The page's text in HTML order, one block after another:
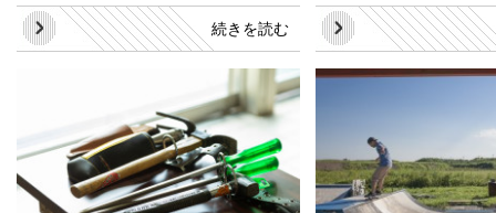
続きを読む